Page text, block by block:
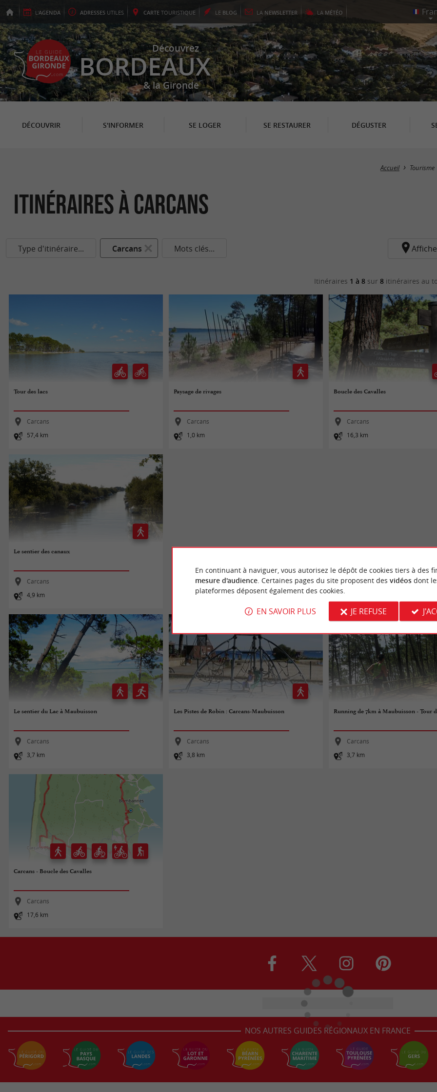
L'AGENDA ADRESSES UTILES CARTE TOURISTIQUE LE BLOG LA NEWSLETTER LA MÉTÉO
Découvrez
BORDEAUX
& la Gironde
DÉCOUVRIR S'INFORMER SE LOGER SE RESTAURER DÉGUSTER
Accueil Tourisme
itinéraires à Carcans
Type d'itinéraire... Carcans Mots clés...
Itinéraires 1 à 8 sur8 itinéraires au
Tour des lacs
Carcans
57,4 km
Paysage de rivages
Carcans
1,0 km
Boucle des Cavalles
Carcans
16,3 km
Le sentier des canaux
Carcans
4,9 km
Le sentier du Lac à Maubuisson
Carcans
3,7 km
Les Pistes de Robin : Carcans-Maubuisson
Carcans
3,8 km
Running de 7km à Maubuisson - Tour
Carcans
3,7 km
Carcans - Boucle des Cavalles
Carcans
17,6 km
NOS AUTRES GUIDES RÉGIONAUX EN FRANCE
En continuant à naviguer, vous autorisez le dépôt de cookies tiers à des
mesure d'audience. Certaines pages du site proposent des vidéosdont
plateformes déposent également des cookies.
EN SAVOIR PLUS JE REFUSE